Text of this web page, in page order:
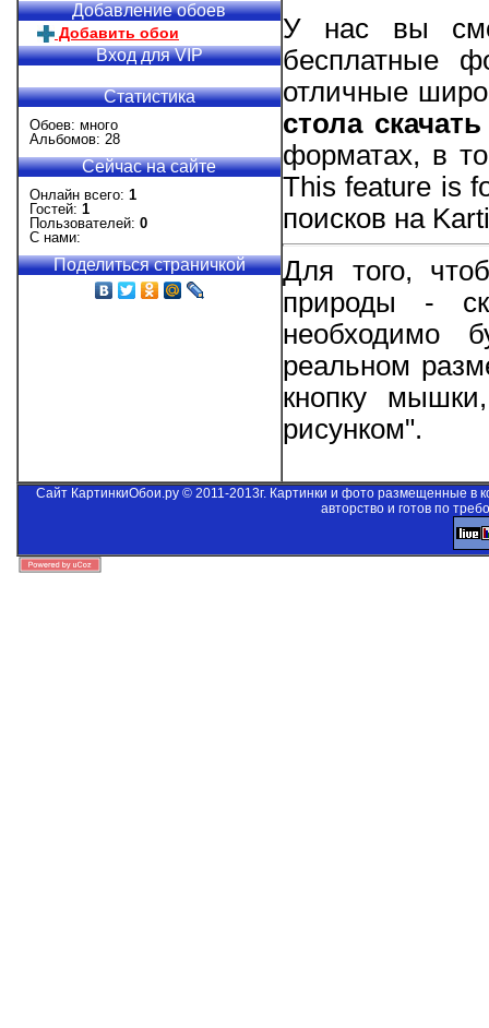
Добавление обоев
Добавить обои
Вход для VIP
Статистика
Обоев: много
Альбомов: 28
Сейчас на сайте
Онлайн всего: 1
Гостей: 1
Пользователей: 0
С нами:
Поделиться страничкой
У нас вы
бесплатные
отличные
стола
форматах, в
This feature is
поисков на
Для того,
природы -
необходимо
реальном
кнопку
рисунком".
Сайт КартинкиОбои.ру © 2011-2013г. Картинки и фото размещенные в
авторство и готов по